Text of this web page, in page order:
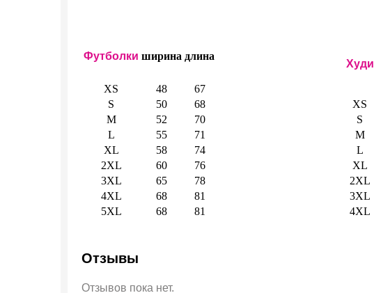
Футболки ширина длина
XS 48
67
S
50
68
M
52
70
L
55
71
XL
58
74
2XL
60
76
3XL
65
78
4XL
68
81
5XL
68 81
Худи
XS
S
M
L
XL
2XL
3XL
4XL
Отзывы
Отзывов пока нет.